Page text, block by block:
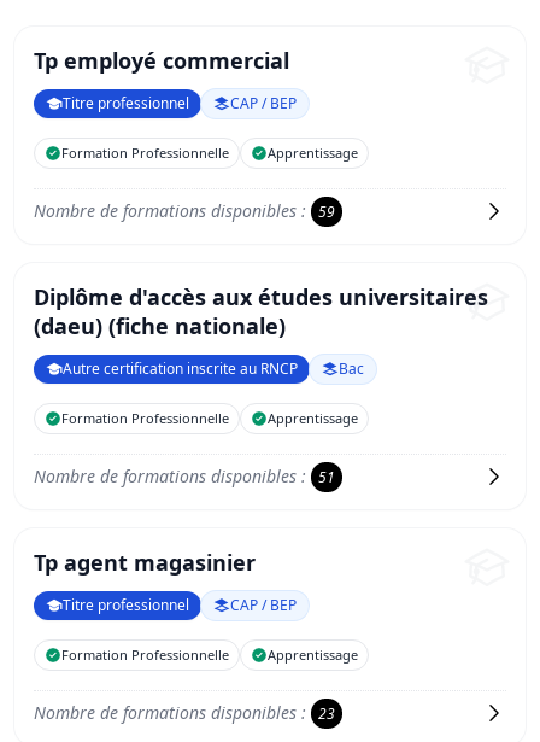
Tp employé commercial
Titre professionnel CAP / BEP
Formation Professionnelle Apprentissage
Nombre de formations disponibles : 59
Diplôme d'accès aux études universitaires
(daeu) (fiche nationale)
Autre certification inscrite au RNCP Bac
Formation Professionnelle Apprentissage
Nombre de formations disponibles : 51
Tp agent magasinier
Titre professionnel CAP / BEP
Formation Professionnelle Apprentissage
Nombre de formations disponibles : 23